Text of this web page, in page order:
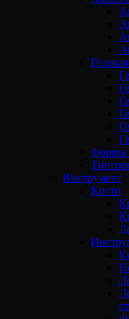
Формы
Инструмент
Кисти